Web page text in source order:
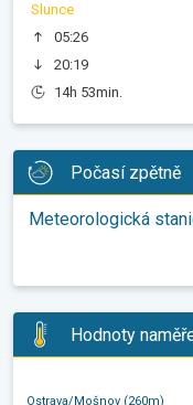
Slunce
05:26
20:19
14h 53min.
Počasí zpětně
Meteorologická
Hodnoty
Ostrava/Mošnov (260m)